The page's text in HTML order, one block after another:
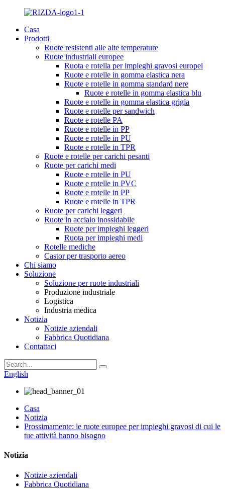
Casa
Prodotti
Ruote resistenti alle alte temperature
Ruote industriali europee
Ruota e rotella per impieghi gravosi europei
Ruote e rotelle in gomma elastica nera
Ruote e rotelle in gomma standard nere
Ruote e rotelle in gomma elastica blu
Ruote e rotelle in gomma elastica grigia
Ruote e rotelle per sandwich
Ruote e rotelle PA
Ruote e rotelle in PP
Ruote e rotelle in PU
Ruote e rotelle in TPR
Ruote e rotelle per carichi pesanti
Ruote per carichi medi
Ruote e rotelle in PU
Ruote e rotelle in PVC
Ruote e rotelle in PP
Ruote e rotelle in TPR
Ruote per carichi leggeri
Ruote in acciaio inossidabile
Ruote per impieghi leggeri
Ruota per impieghi medi
Rotelle mediche
Castor per trasporto aereo
Chi siamo
Soluzione
Soluzione per ruote industriali
Produzione industriale
Logistica
Industria medica
Notizia
Notizie aziendali
Fabbrica Quotidiana
Contattaci
English
Casa
Notizia
Prossimamente: le ruote europee per impieghi gravosi di cui le
tue attività hanno bisogno
Notizia
Notizie aziendali
Fabbrica Quotidiana